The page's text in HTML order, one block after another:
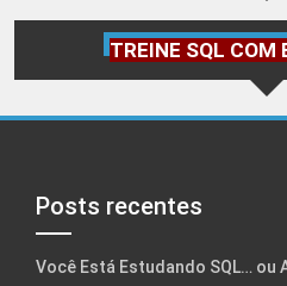
TREINE SQL COM
Posts recentes
Você Está Estudando SQL… ou